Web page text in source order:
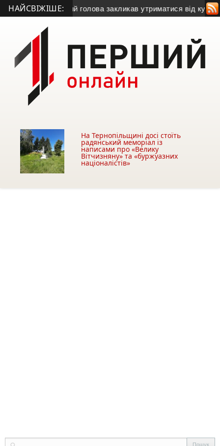
НАЙСВІЖІШЕ:
газу • Міський голова закликав утриматися від купівлі
На Тернопільщині досі стоїть
радянський меморіал із
написами про «Велику
Вітчизняну» та «буржуазних
націоналістів»